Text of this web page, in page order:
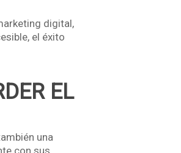
digital,
el éxito
EL
una
con sus